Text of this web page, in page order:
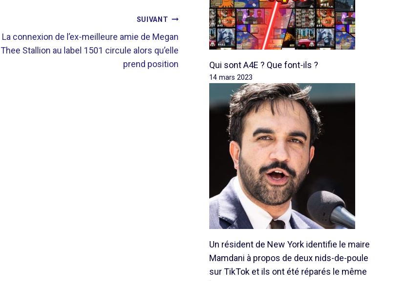
SUIVANT
La connexion de l’ex-meilleure amie de Megan
Thee Stallion au label 1501 circule alors qu’elle
prend position
Qui sont A4E ? Que font-ils ?
14 mars 2023
Un résident de New York identifie le maire
Mamdani à propos de deux nids-de-poule
sur TikTok et ils ont été réparés le même